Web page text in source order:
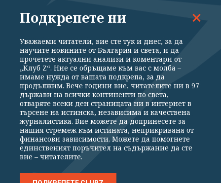
СПОРТ КУЛТУРА ТЕХНОЛОГИИ КАЛЕЙДОСКОП
Общи условия
Политика за поверителност
Реклама
Партньори Контакти
За Клуб Z
Екип
Подкрепете ни
Издател на www.clubz.bg е „Клуб Зебра Медия“ ЕООД, София, ул. "Алеко
Константинов" 3. Всички права запазени 2026 „Клуб Зебра Медия“
Препечатването на материали, снимки и видео от www.clubz.bg без
разрешение ще бъде преследвано по съдебен път, съгласно
Подкрепете ни
Уважаеми читатели, вие сте тук и днес, за да
научите новините от България и света, и да
прочетете актуални анализи и коментари от
„Клуб Z“. Ние се обръщаме към вас с молба –
имаме нужда от вашата подкрепа, за да
продължим. Вече години вие, читателите ни в 97
държави на всички континенти по света,
отваряте всеки ден страницата ни в интернет в
търсене на истинска, независима и качествена
журналистика. Вие можете да допринесете за
нашия стремеж към истината, неприкривана от
финансови зависимости. Можете да помогнете
единственият поръчител на съдържание да сте
вие – читателите.